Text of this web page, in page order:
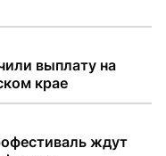
выплату на
крае
ждут